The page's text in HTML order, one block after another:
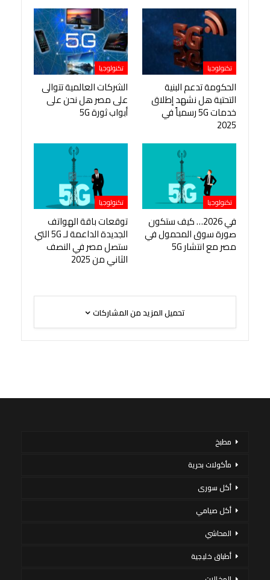
تكنولوجيا
الحكومة تدعم البنية
التحتية هل نشهد إطلاق
خدمات 5G رسمياً في
2025
تكنولوجيا
الشركات العالمية تتوالى
على مصر هل نحن على
أبواب ثورة 5G
تكنولوجيا
في 2026… كيف ستكون
صورة سوق المحمول في
مصر مع انتشار 5G
تكنولوجيا
توقعات باقة الهواتف
الجديدة الداعمة لـ 5G التي
ستصل مصر في النصف
الثاني من 2025
تحميل المزيد من المشاركات
مطبخ
مأكولات بحرية
أكل سورى
أكل صيامي
المحاشي
أطباق خليجية